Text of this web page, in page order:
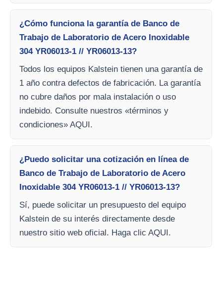
¿Cómo funciona la garantía de Banco de
Trabajo de Laboratorio de Acero Inoxidable
304 YR06013-1 // YR06013-13?
Todos los equipos Kalstein tienen una garantía de
1 año contra defectos de fabricación. La garantía
no cubre daños por mala instalación o uso
indebido. Consulte nuestros «términos y
condiciones» AQUI.
¿Puedo solicitar una cotización en línea de
Banco de Trabajo de Laboratorio de Acero
Inoxidable 304 YR06013-1 // YR06013-13?
Sí, puede solicitar un presupuesto del equipo
Kalstein de su interés directamente desde
nuestro sitio web oficial. Haga clic AQUI.